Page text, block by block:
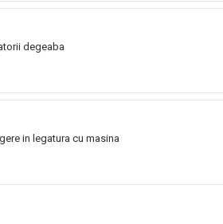
degeaba
in legatura cu masina